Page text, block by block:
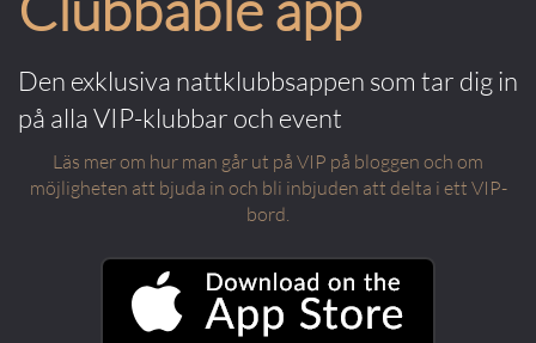
Den exklusiva nattklubbsappen som tar dig in
på alla VIP-klubbar och event
Läs mer om hur man går ut på VIP på bloggen och om
möjligheten att bjuda in och bli inbjuden att delta i ett VIP-
bord.